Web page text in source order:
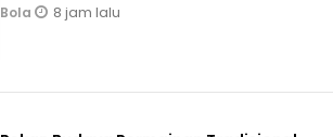
Bola 8 jam lalu